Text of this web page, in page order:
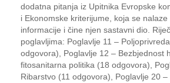
dodatna pitanja iz Upitnika Evropske
i Ekonomske kriterijume, koja se nalaze
informacije i čine njen sastavni dio.
poglavljima: Poglavlje 11 –
odgovora), Poglavlje 12 – Bezbjednost
fitosanitarna politika (18 odgovora),
Ribarstvo (11 odgovora), Poglavlje 20